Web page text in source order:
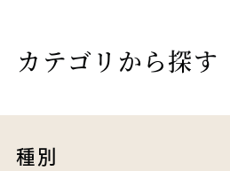
カテゴリから探す
種別